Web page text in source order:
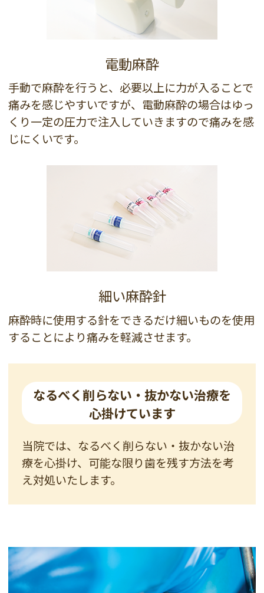
電動麻酔
手動で麻酔を行うと、必要以上に力が入ることで
痛みを感じやすいですが、電動麻酔の場合はゆっ
くり一定の圧力で注入していきますので痛みを感
じにくいです。
細い麻酔針
麻酔時に使用する針をできるだけ細いものを使用
することにより痛みを軽減させます。
なるべく削らない・抜かない治療を
心掛けています
当院では、なるべく削らない・抜かない治
療を心掛け、可能な限り歯を残す方法を考
え対処いたします。